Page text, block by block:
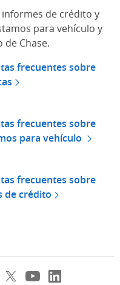
de crédito y
para vehículo y
Chase.
en superposición)
frecuentes sobre
en superposición)
frecuentes sobre
para vehículo
en superposición)
frecuentes sobre
de crédito
abre en
abre en
X,
(Se abre en
YouTube
(Se abre